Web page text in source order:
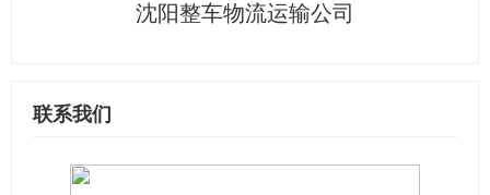
沈阳整车物流运输公司
联系我们